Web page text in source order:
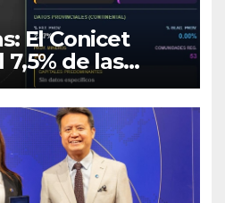
El Conicet
de las
de Mar del
a